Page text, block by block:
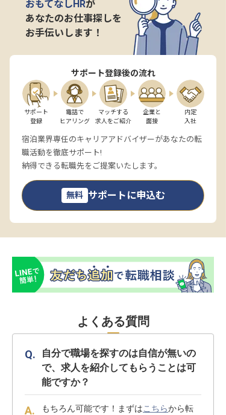
おもてなしHRが
あなたのお仕事探しを
お手伝いします！
サポート登録後の流れ
サポート
登録
電話で
ヒアリング
マッチする
求人をご紹介
企業と
面接
内定
入社
宿泊業界専任のキャリアアドバイザーがあなたの転
職活動を徹底サポート!
納得できる転職先をご提案いたします。
無料 サポートに申込む
よくある質問
自分で職場を探すのは自信が無いの
で、求人を紹介してもらうことは可
能ですか？
もちろん可能です！まずはこちらから転